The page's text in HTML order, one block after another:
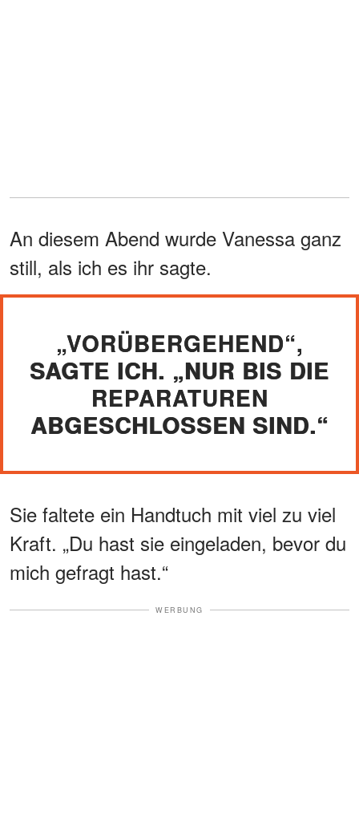
An diesem Abend wurde Vanessa ganz
still, als ich es ihr sagte.
„VORÜBERGEHEND“,
SAGTE ICH. „NUR BIS DIE
REPARATUREN
ABGESCHLOSSEN SIND.“
Sie faltete ein Handtuch mit viel zu viel
Kraft. „Du hast sie eingeladen, bevor du
mich gefragt hast.“
WERBUNG